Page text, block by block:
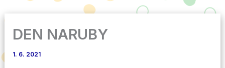
DEN NARUBY
1. 6. 2021